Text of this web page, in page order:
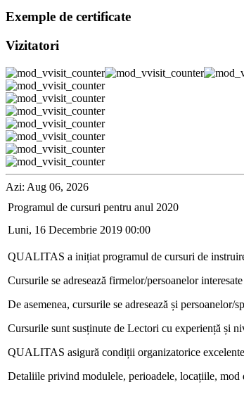
Exemple de certificate
Vizitatori
Azi: Aug 06, 2026
Programul de cursuri pentru anul 2020
Luni, 16 Decembrie 2019 00:00
QUALITAS a inițiat programul de cursuri de
Cursurile se adresează firmelor/persoanelor
De asemenea, cursurile se adresează și
Cursurile sunt susținute de Lectori cu experiență și
QUALITAS asigură condiții organizatorice
Detaliile privind modulele, perioadele, locațiile, mod